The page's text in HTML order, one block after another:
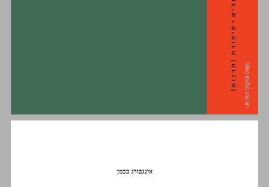
יומן מלחמה: עם מכתביו של ג'ק האמש ... 0